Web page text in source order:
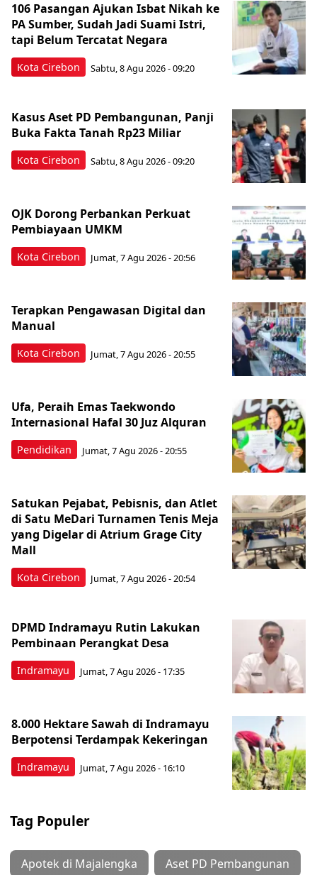
Kota Cirebon
106 Pasangan Ajukan Isbat Nikah ke
PA Sumber, Sudah Jadi Suami Istri,
tapi Belum Tercatat Negara
Sabtu, 8 Agu 2026 - 09:20
Kota Cirebon
Kasus Aset PD Pembangunan, Panji
Buka Fakta Tanah Rp23 Miliar
Sabtu, 8 Agu 2026 - 09:20
Kota Cirebon
OJK Dorong Perbankan Perkuat
Pembiayaan UMKM
Jumat, 7 Agu 2026 - 20:56
Kota Cirebon
Terapkan Pengawasan Digital dan
Manual
Jumat, 7 Agu 2026 - 20:55
Pendidikan
Ufa, Peraih Emas Taekwondo
Internasional Hafal 30 Juz Alquran
Jumat, 7 Agu 2026 - 20:55
Kota Cirebon
Satukan Pejabat, Pebisnis, dan Atlet
di Satu MeDari Turnamen Tenis Meja
yang Digelar di Atrium Grage City
Mall
Jumat, 7 Agu 2026 - 20:54
Indramayu
DPMD Indramayu Rutin Lakukan
Pembinaan Perangkat Desa
Jumat, 7 Agu 2026 - 17:35
Indramayu
8.000 Hektare Sawah di Indramayu
Berpotensi Terdampak Kekeringan
Jumat, 7 Agu 2026 - 16:10
Tag Populer
Apotek di Majalengka Aset PD Pembangunan